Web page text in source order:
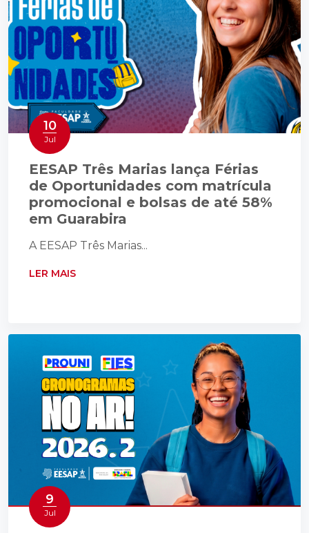
10
Jul
EESAP Três Marias lança Férias
de Oportunidades com matrícula
promocional e bolsas de até 58%
em Guarabira
A EESAP Três Marias...
LER MAIS
9
Jul